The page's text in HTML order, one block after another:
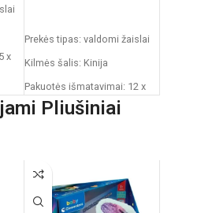
x
Prekės tipas: valdomi žaislai
Kilmės šalis: Kinija
Pakuotės išmatavimai: 12 x
51 x 30,5 cm
guma
Rekomenduojamas amžius:
Pliušiniai